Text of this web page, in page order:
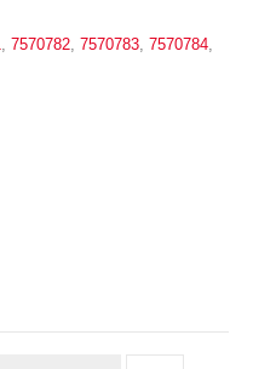
7570782 7570783 7570784